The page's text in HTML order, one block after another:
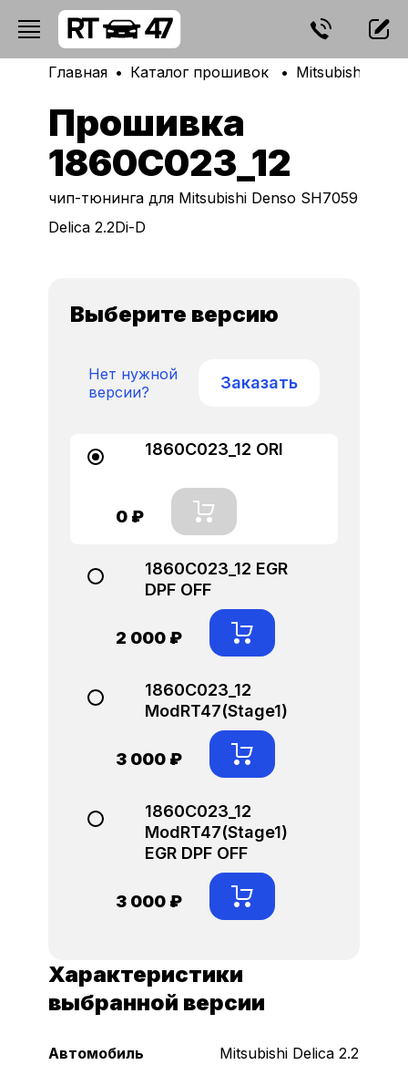
Главная Каталог прошивок Mitsubishi
Прошивка
1860C023_12
чип-тюнинга для Mitsubishi Denso SH7059
Delica 2.2Di-D
Характеристики
выбранной версии
Автомобиль
Mitsubishi Delica 2.2
Выберите версию
Нет нужной
версии?
Заказать
1860C023_12 ORI
0 ₽
1860C023_12 EGR
DPF OFF
2 000 ₽
1860C023_12
ModRT47(Stage1)
3 000 ₽
1860C023_12
ModRT47(Stage1)
EGR DPF OFF
3 000 ₽